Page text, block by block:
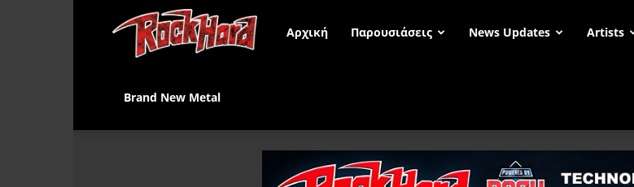
Rock
Αρχική Παρουσιάσεις News Updates Artists
Brand New Metal